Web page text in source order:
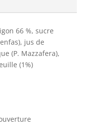
66 %, sucre
jus de
(P. Mazzafera),
(1%)